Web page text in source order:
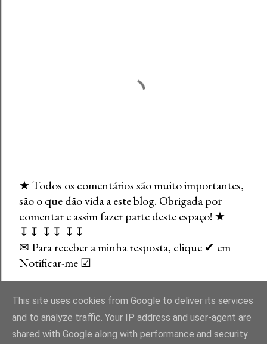
E
n
v
i
a
r
u
m
c
o
★ Todos os comentários são muito importantes,
são o que dão vida a este blog. Obrigada por
comentar e assim fazer parte deste espaço! ★
↧↧ ↧↧ ↧↧
✉ Para receber a minha resposta, clique ✔ em
Notificar-me ☑
This site uses cookies from Google to deliver its services
and to analyze traffic. Your IP address and user-agent are
shared with Google along with performance and security